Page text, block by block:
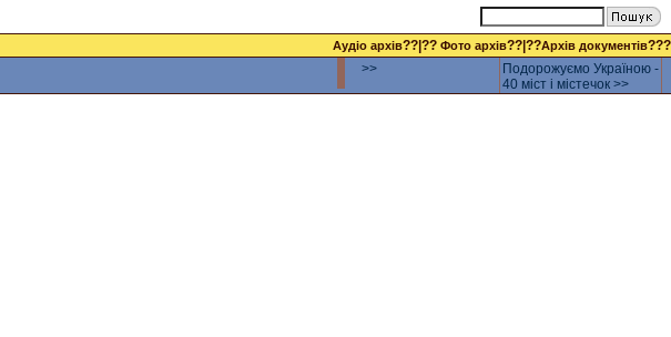
Аудіо архів??|?? Фото архів??|??Архів документів???
>>
Подорожуємо Україною -
40 міст і містечок >>